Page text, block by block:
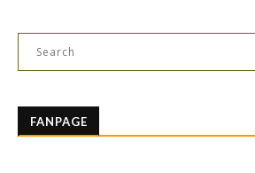
FANPAGE